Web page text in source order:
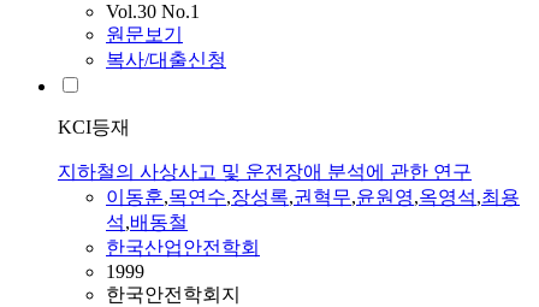
Vol.30 No.1
원문보기
복사/대출신청
KCI등재
지하철의 사상사고 및 운전장애 분석에 관한 연구
이동훈,목연수,장성록,권혁무,윤원영,옥영석,최용
석,배동철
한국산업안전학회
1999
한국안전학회지